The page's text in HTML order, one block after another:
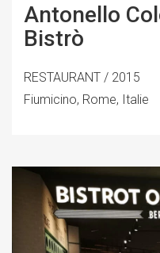
Antonello
Bistrò
RESTAURANT / 2015
Fiumicino, Rome, Italie